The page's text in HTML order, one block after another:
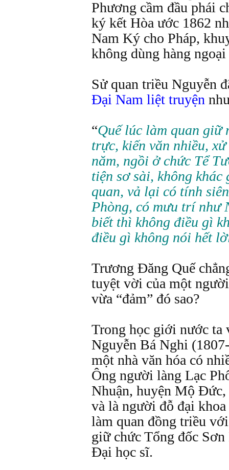
Phương cầm đầu phái
ký kết Hòa ước 1862
Nam Ký cho Pháp,
không dùng hàng ngoại
Sử quan triều Nguyễn
Đại Nam liệt truyện
“Quế lúc làm quan giữ
trực, kiến văn nhiều,
năm, ngồi ở chức Tể
tiện sơ sài, không
quan, vả lại có tính
Phòng, có mưu trí như
biết thì không điều gì
điều gì không nói hết
Trương Đăng Quế
tuyệt vời của một
vừa “đảm” đó sao?
Trong học giới nước
Nguyễn Bá Nghi
một nhà văn hóa có
Ông người làng Lạc
Nhuận, huyện Mộ Đức,
và là người đỗ đại
làm quan đồng triều
giữ chức Tổng đốc
Đại học sĩ.